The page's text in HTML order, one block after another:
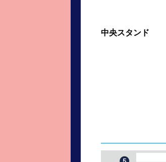
中央スタンド